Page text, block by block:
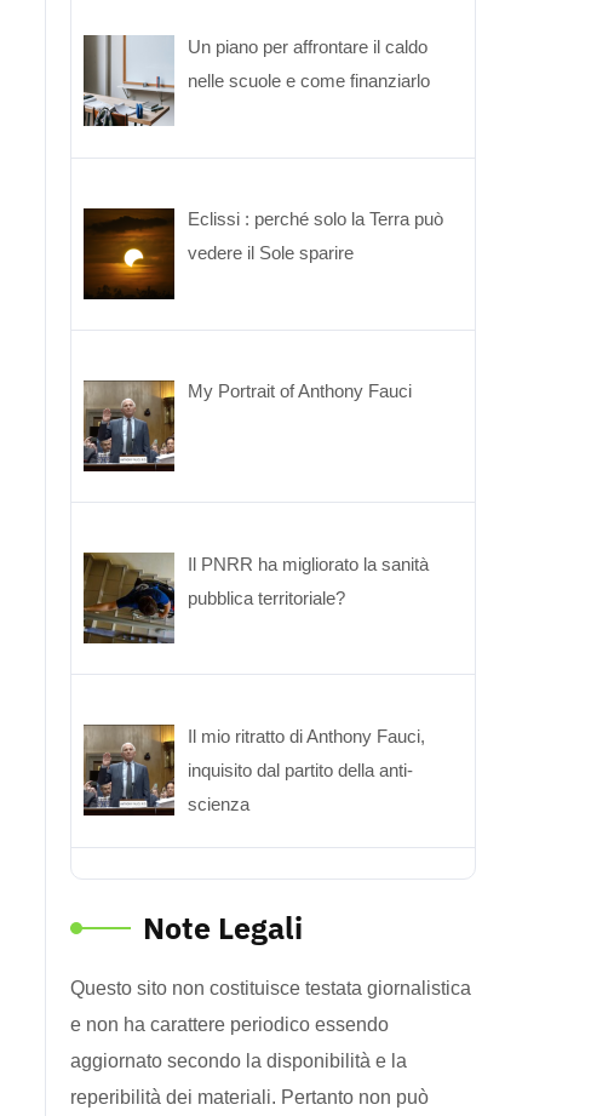
Un piano per affrontare il caldo
nelle scuole e come finanziarlo
Eclissi : perché solo la Terra può
vedere il Sole sparire
My Portrait of Anthony Fauci
Il PNRR ha migliorato la sanità
pubblica territoriale?
Il mio ritratto di Anthony Fauci,
inquisito dal partito della anti-
scienza
Note Legali
Questo sito non costituisce testata giornalistica
e non ha carattere periodico essendo
aggiornato secondo la disponibilità e la
reperibilità dei materiali. Pertanto non può